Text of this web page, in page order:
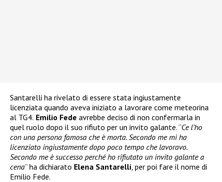
Santarelli ha rivelato di essere stata ingiustamente
licenziata quando aveva iniziato a lavorare come meteorina
al TG4. Emilio Fede avrebbe deciso di non confermarla in
quel ruolo dopo il suo rifiuto per un invito galante. “Ce l’ho
con una persona famosa che è morta. Secondo me mi ha
licenziato ingiustamente dopo poco tempo che lavoravo.
Secondo me è successo perché ho rifiutato un invito galante a
cena” ha dichiarato Elena Santarelli , per poi fare il nome di
Emilio Fede.